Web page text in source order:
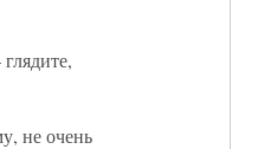
не очень